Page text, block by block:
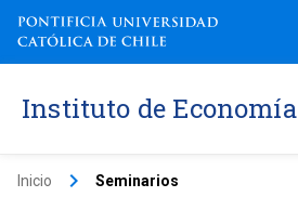
Instituto de Economía
Inicio keyboard_arrow_right Seminarios